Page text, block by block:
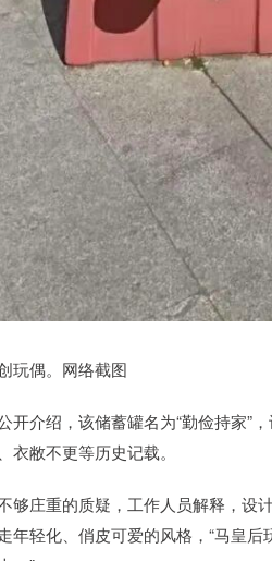
偶。网络截图
介绍，该储蓄罐名为“勤俭持家”
敝不更等历史记载。
庄重的质疑，工作人员解释，设
年轻化、俏皮可爱的风格，“马皇